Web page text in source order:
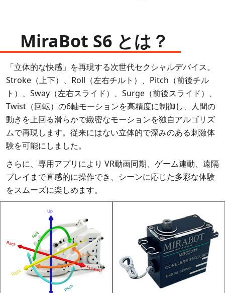
MiraBot S6 とは？
「立体的な快感」を再現する次世代セクシャルデバイス。
Stroke（上下）、Roll（左右チルト）、Pitch（前後チル
ト）、Sway（左右スライド）、Surge（前後スライド）、
Twist（回転）の6軸モーションを高精度に制御し、人間の
動きを上回る滑らかで緻密なモーションを独自アルゴリズ
ムで再現します。従来にはない立体的で深みのある刺激体
験を可能にしました。
さらに、専用アプリにより VR動画同期、ゲーム連動、遠隔
プレイまで直感的に操作でき、シーンに応じた多彩な体験
をスムーズに楽しめます。